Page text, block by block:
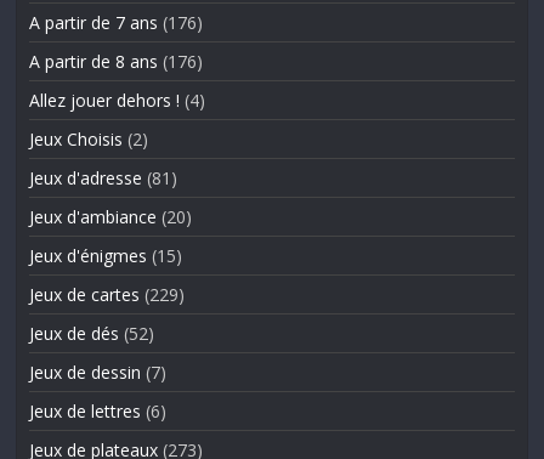
A partir de 7 ans (176)
A partir de 8 ans (176)
Allez jouer dehors ! (4)
Jeux Choisis (2)
Jeux d'adresse (81)
Jeux d'ambiance (20)
Jeux d'énigmes (15)
Jeux de cartes (229)
Jeux de dés (52)
Jeux de dessin (7)
Jeux de lettres (6)
Jeux de plateaux (273)